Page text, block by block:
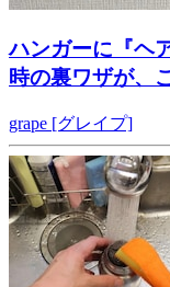
ハンガーに『ヘ
時の裏ワザが、
grape [グレイプ]